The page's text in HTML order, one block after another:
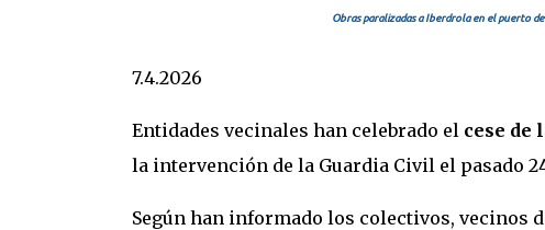
Obras paralizadas a Iberdrola en el puerto
7.4.2026
Entidades vecinales han celebrado el cese de
la intervención de la Guardia Civil el pasado
Según han informado los colectivos, vecinos